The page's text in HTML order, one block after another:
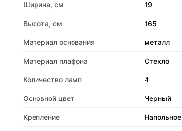
Ширина, см 19
Высота, см 165
Материал основания металл
Материал плафона Стекло
Количество ламп 4
Основной цвет Черный
Крепление Напольное